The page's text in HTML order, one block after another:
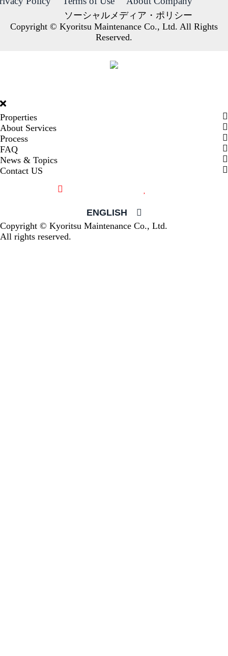
ソーシャルメディア・ポリシー
Copyright © Kyoritsu Maintenance Co., Ltd. All Rights
Reserved.
Properties
About Services
Process
FAQ
News & Topics
Contact US
ENGLISH
Copyright © Kyoritsu Maintenance Co., Ltd.
All rights reserved.